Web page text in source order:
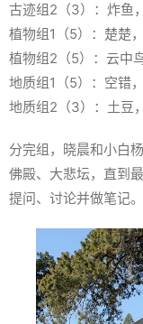
古迹组2（3）：炸鱼
植物组1（5）：楚楚
植物组2（5）：云中
地质组1（5）：空错
地质组2（3）：土豆
分完组，晓晨和小白
佛殿、大悲坛，直到
提问、讨论并做笔记。